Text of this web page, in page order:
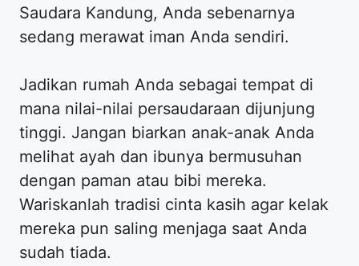
Saudara Kandung, Anda sebenarnya
sedang merawat iman Anda sendiri.
Jadikan rumah Anda sebagai tempat di
mana nilai-nilai persaudaraan dijunjung
tinggi. Jangan biarkan anak-anak Anda
melihat ayah dan ibunya bermusuhan
dengan paman atau bibi mereka.
Wariskanlah tradisi cinta kasih agar kelak
mereka pun saling menjaga saat Anda
sudah tiada.